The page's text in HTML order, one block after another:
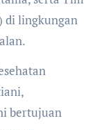
di lingkungan
bertujuan